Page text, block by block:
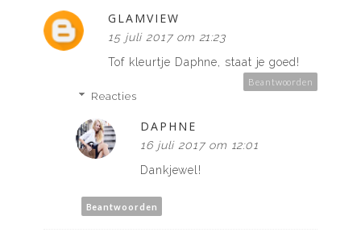
GLAMVIEW
15 juli 2017 om 21:23
Tof kleurtje Daphne, staat je goed!
Beantwoorden
Reacties
DAPHNE
16 juli 2017 om 12:01
Dankjewel!
Beantwoorden